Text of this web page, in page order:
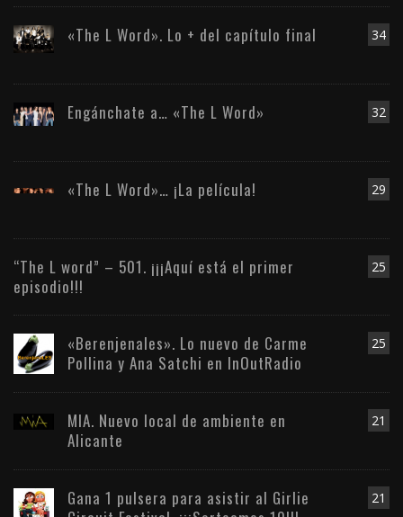
34
«The L Word». Lo + del capítulo final
32
Engánchate a… «The L Word»
29
«The L Word»… ¡La película!
25
“The L word” – 501. ¡¡¡Aquí está el primer
episodio!!!
25
«Berenjenales». Lo nuevo de Carme
Pollina y Ana Satchi en InOutRadio
21
MIA. Nuevo local de ambiente en
Alicante
21
Gana 1 pulsera para asistir al Girlie